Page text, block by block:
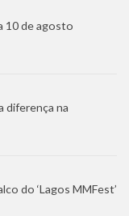
10 de agosto
diferença na
do ‘Lagos MMFest’